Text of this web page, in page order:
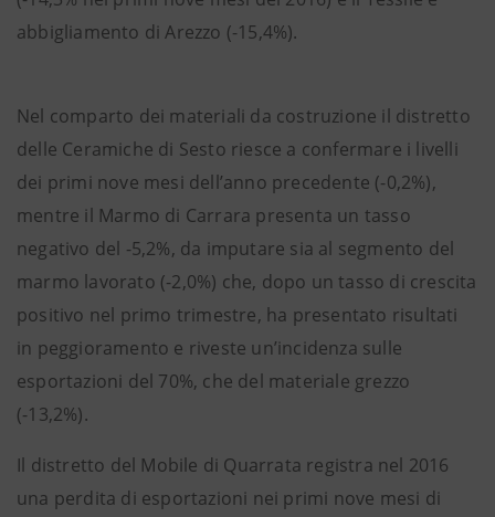
abbigliamento di Arezzo (-15,4%).
Nel comparto dei materiali da costruzione il distretto
delle Ceramiche di Sesto riesce a confermare i livelli
dei primi nove mesi dell’anno precedente (-0,2%),
mentre il Marmo di Carrara presenta un tasso
negativo del -5,2%, da imputare sia al segmento del
marmo lavorato (-2,0%) che, dopo un tasso di crescita
positivo nel primo trimestre, ha presentato risultati
in peggioramento e riveste un’incidenza sulle
esportazioni del 70%, che del materiale grezzo
(-13,2%).
Il distretto del Mobile di Quarrata registra nel 2016
una perdita di esportazioni nei primi nove mesi di